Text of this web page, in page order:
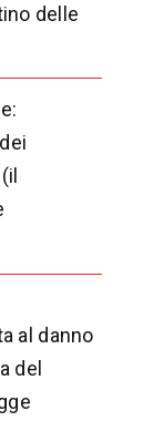
delle
al danno
del